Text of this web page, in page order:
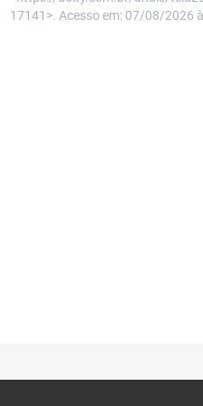
17141>. Acesso em: 07/08/2026